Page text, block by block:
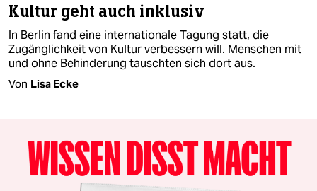
Kultur geht auch inklusiv
In Berlin fand eine internationale Tagung statt, die
Zugänglichkeit von Kultur verbessern will. Menschen mit
und ohne Behinderung tauschten sich dort aus.
Von Lisa Ecke